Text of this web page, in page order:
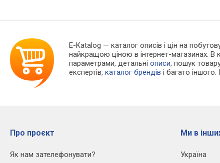
E-Katalog — каталог описів і цін на
найкращою ціною в інтернет-магазинах.
параметрами, детальніописи, пошук
експертів,каталог брендів і багато
Про проєкт
Як нам зателефонувати?
Ми в
Україна